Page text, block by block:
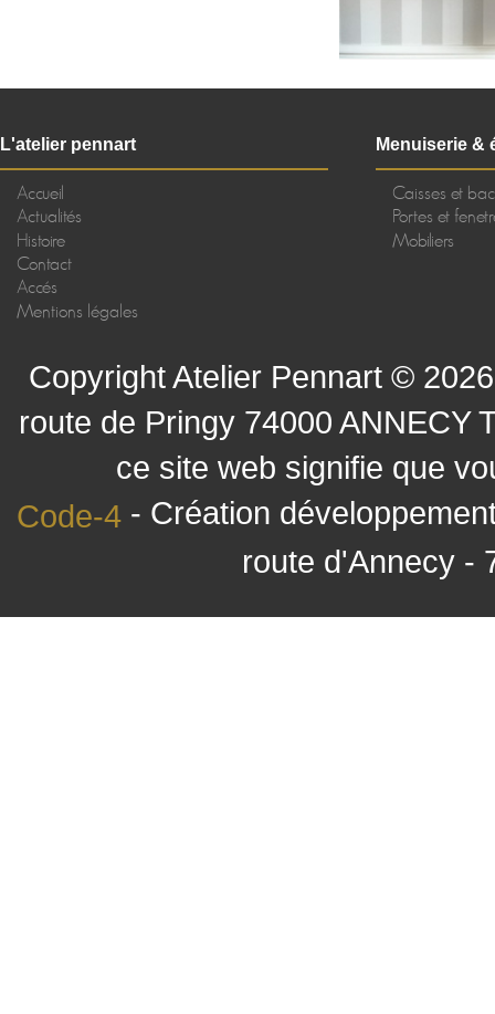
L'atelier pennart
Accueil
Actualités
Histoire
Contact
Accés
Mentions légales
Menuiserie &
Caisses et
Portes et
Mobiliers
Copyright Atelier Pennart ©
route de Pringy 74000 ANNECY
ce site web signifie que
Code-4- Création
route d'Annecy -